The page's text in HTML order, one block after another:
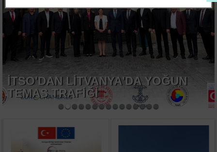
İMOSAB OSB'DE 19 KİLOMETRELİK
SICAK ASFALT ÇALIŞMASI
BAŞLADI